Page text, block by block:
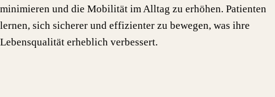
minimieren und die Mobilität im Alltag zu erhöhen. Patienten
lernen, sich sicherer und effizienter zu bewegen, was ihre
Lebensqualität erheblich verbessert.